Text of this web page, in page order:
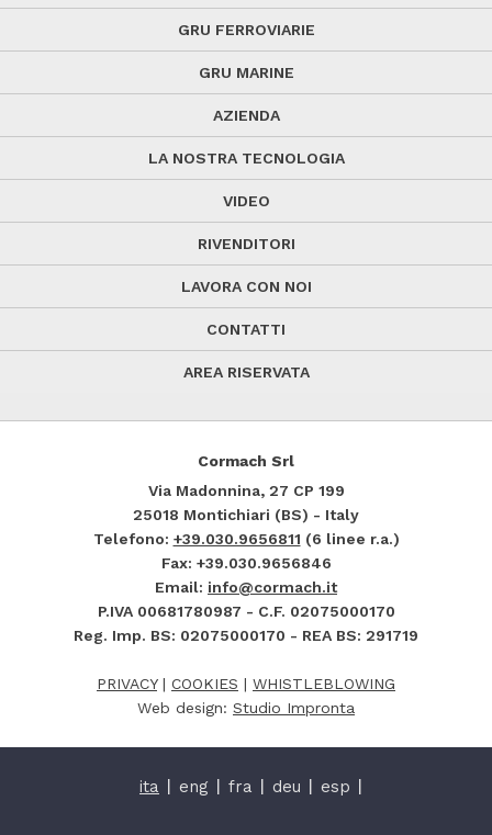
GRU FERROVIARIE
GRU MARINE
AZIENDA
LA NOSTRA TECNOLOGIA
VIDEO
RIVENDITORI
LAVORA CON NOI
CONTATTI
AREA RISERVATA
Cormach Srl
Via Madonnina, 27 CP 199
25018 Montichiari (BS) - Italy
Telefono: +39.030.9656811 (6 linee r.a.)
Fax: +39.030.9656846
Email: info@cormach.it
P.IVA 00681780987 - C.F. 02075000170
Reg. Imp. BS: 02075000170 - REA BS: 291719
PRIVACY| COOKIES | WHISTLEBLOWING
Web design: Studio Impronta
ita eng fra deu esp